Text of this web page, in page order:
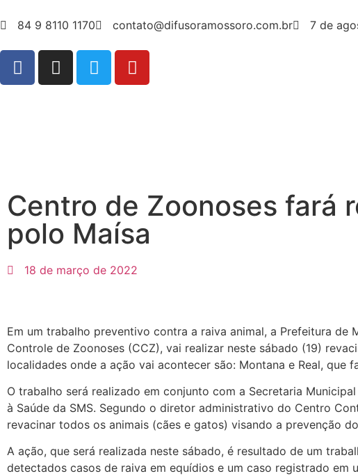
84 9 8110 1170 contato@difusoramossoro.com.br 7 de
Centro de Zoonoses fará
polo Maísa
18 de março de 2022
Em um trabalho preventivo contra a raiva animal, a Prefeitura
Controle de Zoonoses (CCZ), vai realizar neste sábado (19)
localidades onde a ação vai acontecer são: Montana e Real, que
O trabalho será realizado em conjunto com a Secretaria
à Saúde da SMS. Segundo o diretor administrativo do Centro
revacinar todos os animais (cães e gatos) visando a prevenção
A ação, que será realizada neste sábado, é resultado de um
detectados casos de raiva em equídios e um caso registrado em